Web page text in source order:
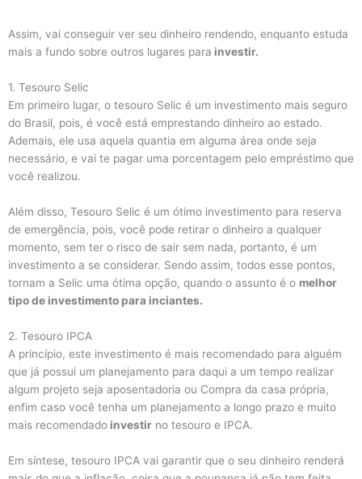
Assim, vai conseguir ver seu dinheiro rendendo, enquanto estuda
mais a fundo sobre outros lugares para investir.
1. Tesouro Selic
Em primeiro lugar, o tesouro Selic é um investimento mais seguro
do Brasil, pois, é você está emprestando dinheiro ao estado.
Ademais, ele usa aquela quantia em alguma área onde seja
necessário, e vai te pagar uma porcentagem pelo empréstimo que
você realizou.
Além disso, Tesouro Selic é um ótimo investimento para reserva
de emergência, pois, você pode retirar o dinheiro a qualquer
momento, sem ter o risco de sair sem nada, portanto, é um
investimento a se considerar. Sendo assim, todos esse pontos,
tornam a Selic uma ótima opção, quando o assunto é o melhor
tipo de investimento para inciantes.
2. Tesouro IPCA
A princípio, este investimento é mais recomendado para alguém
que já possui um planejamento para daqui a um tempo realizar
algum projeto seja aposentadoria ou Compra da casa própria,
enfim caso você tenha um planejamento a longo prazo e muito
mais recomendado investir no tesouro e IPCA.
Em síntese, tesouro IPCA vai garantir que o seu dinheiro renderá